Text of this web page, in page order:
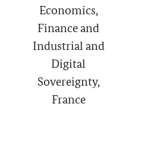
Economics,
Finance and
Industrial and
Digital
Sovereignty,
France